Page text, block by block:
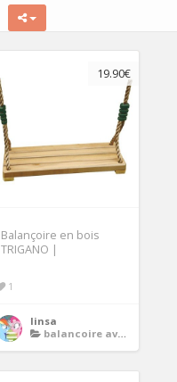
19.90€
Balançoire en bois
TRIGANO |
1
linsa
balancoire avec toboggan en bois